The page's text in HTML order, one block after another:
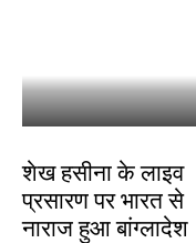
शेख हसीना के लाइव
प्रसारण पर भारत से
नाराज हुआ बांग्लादेश